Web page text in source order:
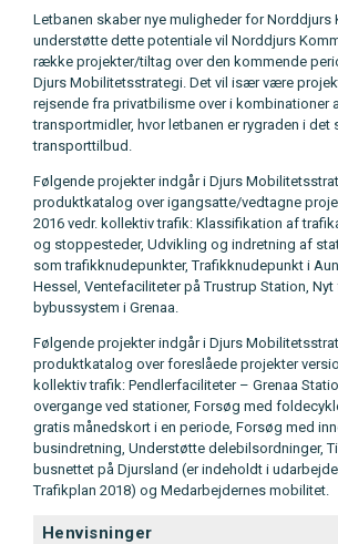
Letbanen skaber nye muligheder for Norddjurs
understøtte dette potentiale vil Norddjurs
række projekter/tiltag over den kommende
Djurs Mobilitetsstrategi. Det vil især være
rejsende fra privatbilisme over i kombinationer
transportmidler, hvor letbanen er rygraden i
transporttilbud.
Følgende projekter indgår i Djurs
produktkatalog over igangsatte/vedtagne
2016 vedr. kollektiv trafik: Klassifikation af
og stoppesteder, Udvikling og indretning af
som trafikknudepunkter, Trafikknudepunkt i
Hessel, Ventefaciliteter på Trustrup Station,
bybussystem i Grenaa.
Følgende projekter indgår i Djurs
produktkatalog over foreslåede projekter
kollektiv trafik: Pendlerfaciliteter – Grenaa
overgange ved stationer, Forsøg med
gratis månedskort i en periode, Forsøg med
busindretning, Understøtte delebilsordninger,
busnettet på Djursland (er indeholdt i
Trafikplan 2018) og Medarbejdernes mobilitet.
Henvisninger